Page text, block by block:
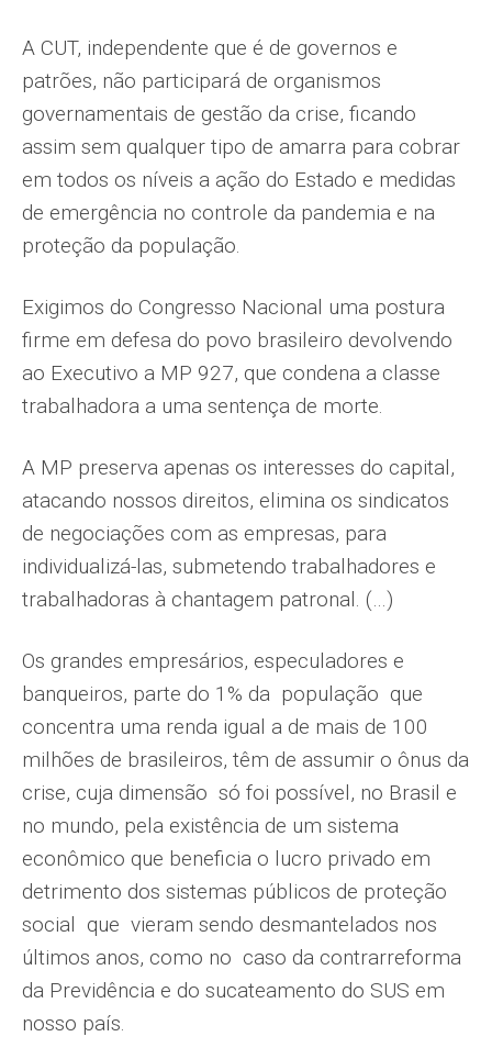
A CUT, independente que é de governos e
patrões, não participará de organismos
governamentais de gestão da crise, ficando
assim sem qualquer tipo de amarra para cobrar
em todos os níveis a ação do Estado e medidas
de emergência no controle da pandemia e na
proteção da população.
Exigimos do Congresso Nacional uma postura
firme em defesa do povo brasileiro devolvendo
ao Executivo a MP 927, que condena a classe
trabalhadora a uma sentença de morte.
A MP preserva apenas os interesses do capital,
atacando nossos direitos, elimina os sindicatos
de negociações com as empresas, para
individualizá-las, submetendo trabalhadores e
trabalhadoras à chantagem patronal. (…)
Os grandes empresários, especuladores e
banqueiros, parte do 1% da população que
concentra uma renda igual a de mais de 100
milhões de brasileiros, têm de assumir o ônus da
crise, cuja dimensão só foi possível, no Brasil e
no mundo, pela existência de um sistema
econômico que beneficia o lucro privado em
detrimento dos sistemas públicos de proteção
social que vieram sendo desmantelados nos
últimos anos, como no caso da contrarreforma
da Previdência e do sucateamento do SUS em
nosso país.